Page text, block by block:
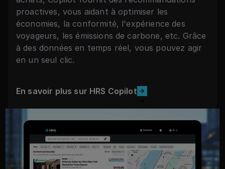
proactives, vous aidant à optimiser les
économies, la conformité, l'expérience des
voyageurs, les émissions de carbone, etc. Grâce
à des données en temps réel, vous pouvez agir
en un seul clic.
En savoir plus sur HRS Copilot